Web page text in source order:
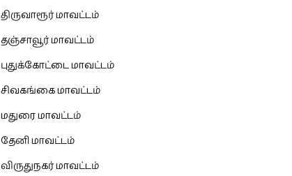
திருவாரூர் மாவட்டம்
தஞ்சாவூர் மாவட்டம்
புதுக்கோட்டை மாவட்டம்
சிவகங்கை மாவட்டம்
மதுரை மாவட்டம்
தேனி மாவட்டம்
விருதுநகர் மாவட்டம்